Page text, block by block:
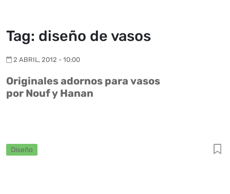
Tag: diseño de vasos
2 ABRIL, 2012 - 10:00
Originales adornos para vasos
por Nouf y Hanan
Diseño